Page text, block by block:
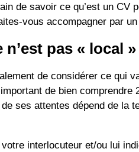
de savoir ce qu’est un
vous accompagner par
pas « local »
de considérer ce qui
de bien
ses attentes dépend de
interlocuteur et/ou lui